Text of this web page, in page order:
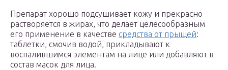
Препарат хорошо подсушивает кожу и прекрасно
растворяется в жирах, что делает целесообразным
его применение в качестве средства от прыщей:
таблетки, смочив водой, прикладывают к
воспалившимся элементам на лице или добавляют в
состав масок для лица.